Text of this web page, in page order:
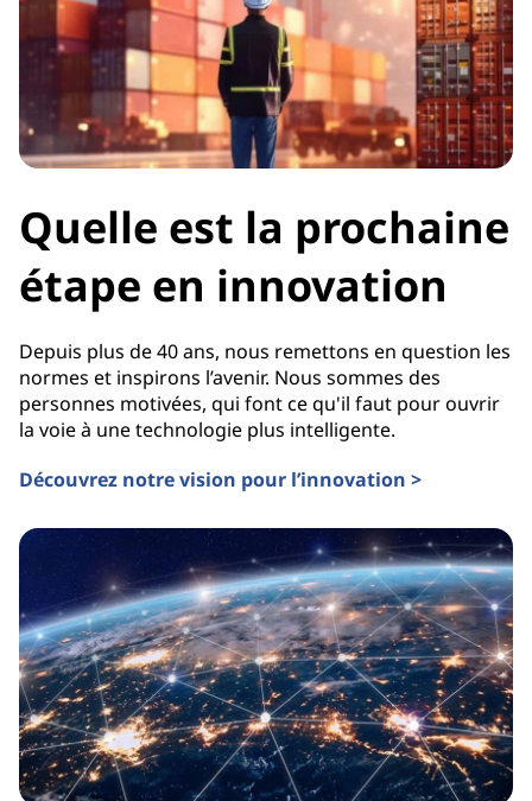
Quelle est la prochaine
étape en innovation
Depuis plus de 40 ans, nous remettons en question les
normes et inspirons l’avenir. Nous sommes des
personnes motivées, qui font ce qu'il faut pour ouvrir
la voie à une technologie plus intelligente.
Découvrez notre vision pour l’innovation >